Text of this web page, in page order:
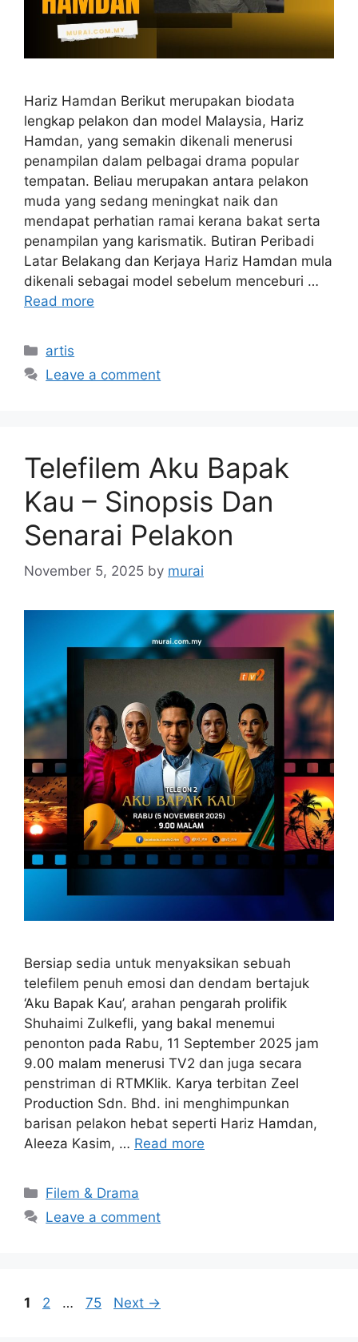
Hariz Hamdan Berikut merupakan biodata
lengkap pelakon dan model Malaysia, Hariz
Hamdan, yang semakin dikenali menerusi
penampilan dalam pelbagai drama popular
tempatan. Beliau merupakan antara pelakon
muda yang sedang meningkat naik dan
mendapat perhatian ramai kerana bakat serta
penampilan yang karismatik. Butiran Peribadi
Latar Belakang dan Kerjaya Hariz Hamdan mula
dikenali sebagai model sebelum menceburi …
Read more
Categories
artis
Leave a comment
Telefilem Aku Bapak
Kau – Sinopsis Dan
Senarai Pelakon
November 5, 2025 by murai
Bersiap sedia untuk menyaksikan sebuah
telefilem penuh emosi dan dendam bertajuk
‘Aku Bapak Kau’, arahan pengarah prolifik
Shuhaimi Zulkefli, yang bakal menemui
penonton pada Rabu, 11 September 2025 jam
9.00 malam menerusi TV2 dan juga secara
penstriman di RTMKlik. Karya terbitan Zeel
Production Sdn. Bhd. ini menghimpunkan
barisan pelakon hebat seperti Hariz Hamdan,
Aleeza Kasim, … Read more
Categories
Filem & Drama
Leave a comment
Page
1 Page
2 … Page
75 Next →